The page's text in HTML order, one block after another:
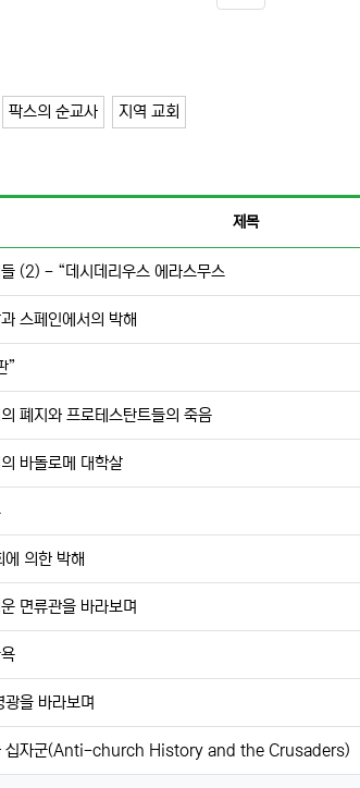
SNS 공유
팍스의 순교사 지역 교회
제목
(2) - “데시데리우스 에라스무스
스페인에서의 박해
”
폐지와 프로테스탄트들의 죽음
바돌로메 대학살
에 의한 박해
면류관을 바라보며
광을 바라보며
십자군(Anti-church History and the Crusaders)